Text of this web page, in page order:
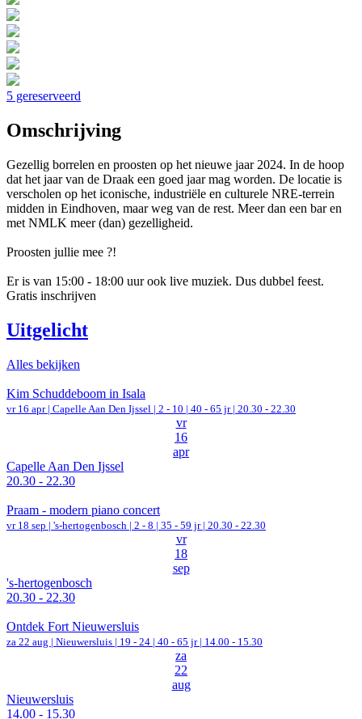
5 gereserveerd
Omschrijving
Gezellig borrelen en proosten op het nieuwe jaar 2024. In de hoop
dat het jaar van de Draak een goed jaar mag worden. De locatie is
verscholen op het iconische, industriële en culturele NRE-terrein
midden in Eindhoven, maar weg van de rest. Meer dan een bar en
met NMLK meer (dan) gezelligheid.
Proosten jullie mee ?!
Er is van 15:00 - 18:00 uur ook live muziek. Dus dubbel feest.
Gratis inschrijven
Uitgelicht
Alles bekijken
Kim Schuddeboom in Isala
vr 16 apr | Capelle Aan Den Ijssel | 2 - 10 | 40 - 65 jr | 20.30 - 22.30
vr
16
apr
Capelle Aan Den Ijssel
20.30 - 22.30
Praam - modern piano concert
vr 18 sep | 's-hertogenbosch | 2 - 8 | 35 - 59 jr | 20.30 - 22.30
vr
18
sep
's-hertogenbosch
20.30 - 22.30
Ontdek Fort Nieuwersluis
za 22 aug | Nieuwersluis | 19 - 24 | 40 - 65 jr | 14.00 - 15.30
za
22
aug
Nieuwersluis
14.00 - 15.30